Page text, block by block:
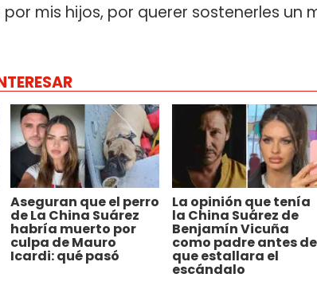
mis hijos, por querer sostenerles un
Aseguran que el perro
de La China Suárez
habría muerto por
culpa de Mauro
Icardi: qué pasó
La opinión que tenía
la China Suárez de
Benjamín Vicuña
como padre antes de
que estallara el
escándalo